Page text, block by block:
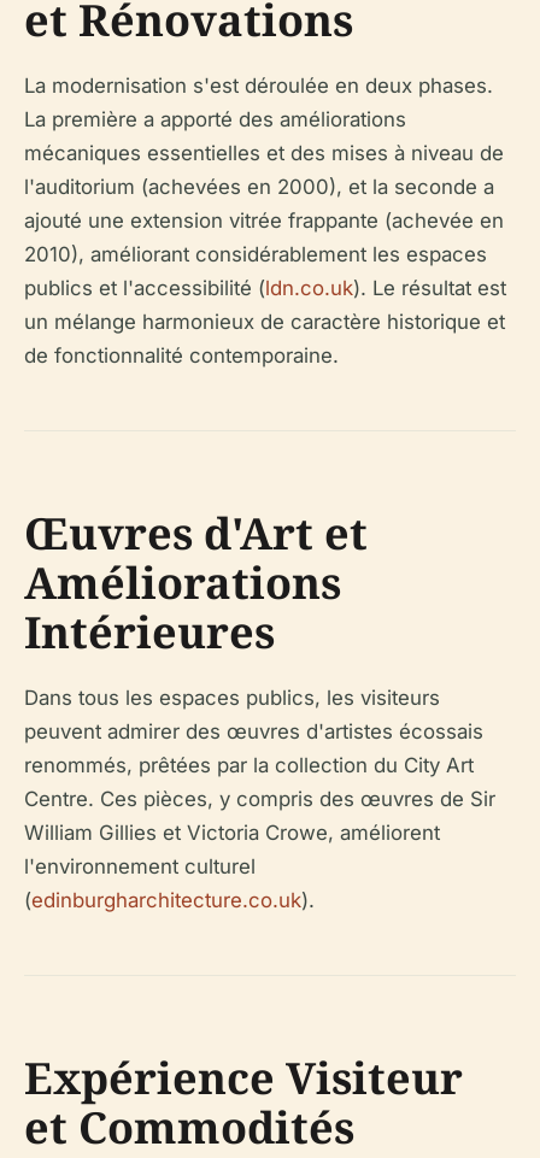
et Rénovations
La modernisation s'est déroulée en deux phases.
La première a apporté des améliorations
mécaniques essentielles et des mises à niveau de
l'auditorium (achevées en 2000), et la seconde a
ajouté une extension vitrée frappante (achevée en
2010), améliorant considérablement les espaces
publics et l'accessibilité (ldn.co.uk). Le résultat est
un mélange harmonieux de caractère historique et
de fonctionnalité contemporaine.
Œuvres d'Art et
Améliorations
Intérieures
Dans tous les espaces publics, les visiteurs
peuvent admirer des œuvres d'artistes écossais
renommés, prêtées par la collection du City Art
Centre. Ces pièces, y compris des œuvres de Sir
William Gillies et Victoria Crowe, améliorent
l'environnement culturel
(edinburgharchitecture.co.uk).
Expérience Visiteur
et Commodités